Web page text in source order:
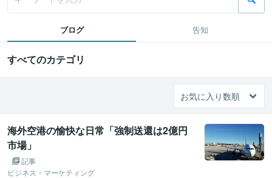
ブログ 告知
すべてのカテゴリ
海外空港の愉快な日常「強制送還は2億円
市場」
記事
ビジネス・マーケティング